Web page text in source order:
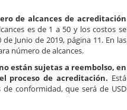
de alcances de acreditación
es de 1 a 50 y los costos se
de Junio de 2019, página 11. En las
número de alcances.
están sujetas a reembolso, en
proceso de acreditación. Está
conformidad, que será de USD